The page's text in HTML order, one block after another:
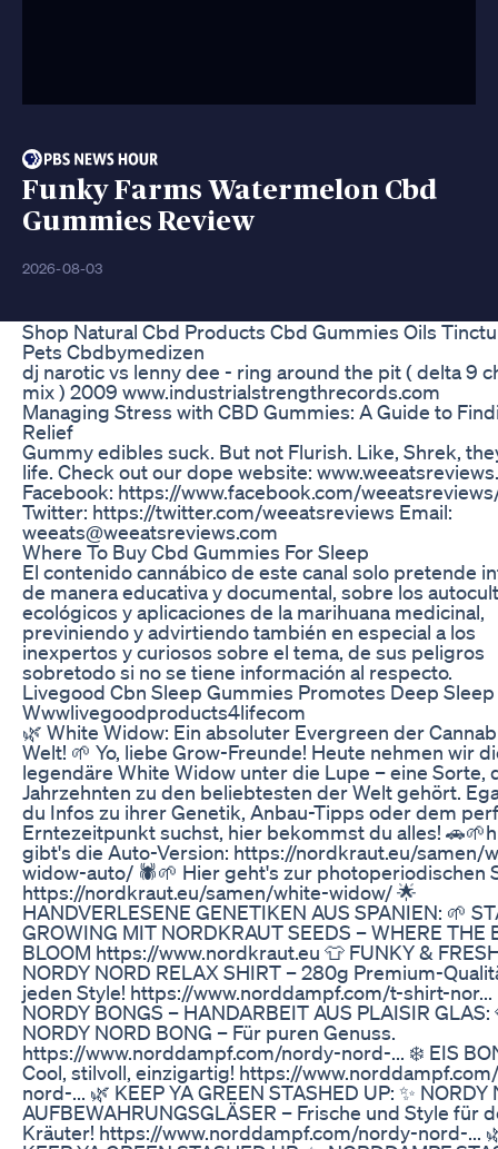
Funky Farms Watermelon Cbd
Gummies Review
2026-08-03
Shop Natural Cbd Products Cbd Gummies Oils
Pets Cbdbymedizen
dj narotic vs lenny dee - ring around the pit ( delta 9
mix ) 2009 www.industrialstrengthrecords.com
Managing Stress with CBD Gummies: A Guide to
Relief
Gummy edibles suck. But not Flurish. Like, Shrek,
life. Check out our dope website:
Facebook: https://www.facebook.com/
Twitter: https://twitter.com/weeatsreviews Email:
weeats@weeatsreviews.com
Where To Buy Cbd Gummies For Sleep
El contenido cannábico de este canal solo pretende
de manera educativa y documental, sobre los
ecológicos y aplicaciones de la marihuana medicinal,
previniendo y advirtiendo también en especial a los
inexpertos y curiosos sobre el tema, de sus peligros
sobretodo si no se tiene información al respecto.
Livegood Cbn Sleep Gummies Promotes Deep Sleep
Wwwlivegoodproducts4lifecom
🌿 White Widow: Ein absoluter Evergreen der
Welt! 🌱 Yo, liebe Grow-Freunde! Heute nehmen wir
legendäre White Widow unter die Lupe – eine Sorte,
Jahrzehnten zu den beliebtesten der Welt gehört.
du Infos zu ihrer Genetik, Anbau-Tipps oder dem
Erntezeitpunkt suchst, hier bekommst du alles!
gibt's die Auto-Version: https://nordkraut.eu/samen/
widow-auto/ 🕷️🌱 Hier geht's zur photoperiodischen
https://nordkraut.eu/samen/white-widow/ 🌟
HANDVERLESENE GENETIKEN AUS SPANIEN: 🌱
GROWING MIT NORDKRAUT SEEDS – WHERE THE
BLOOM https://www.nordkraut.eu 👕 FUNKY &
NORDY NORD RELAX SHIRT – 280g Premium-
jeden Style! https://www.norddampf.com/t-shirt-
NORDY BONGS – HANDARBEIT AUS PLAISIR GLAS:
NORDY NORD BONG – Für puren Genuss.
https://www.norddampf.com/nordy-nord-... ❄️ EIS
Cool, stilvoll, einzigartig! https://
nord-... 🌿 KEEP YA GREEN STASHED UP: ✨ NORDY
AUFBEWAHRUNGSGLÄSER – Frische und Style für
Kräuter! https://www.norddampf.com/nordy-nord-...